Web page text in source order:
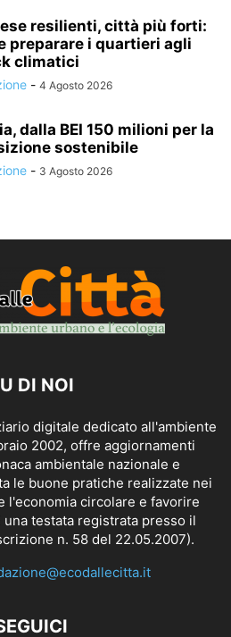
resilienti, città più forti:
preparare i quartieri agli
climatici
- 4 Agosto 2026
dalla BEI 150 milioni per la
sostenibile
- 3 Agosto 2026
DI NOI
digitale dedicato all'ambiente
2002, offre aggiornamenti
ambientale nazionale e
le buone pratiche realizzate nei
l'economia circolare e favorire
testata registrata presso il
n. 58 del 22.05.2007).